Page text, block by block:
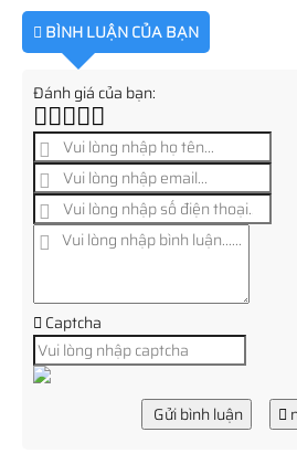
BÌNH LUẬN CỦA BẠN
Đánh giá của bạn:
Captcha
Gửi bình luận